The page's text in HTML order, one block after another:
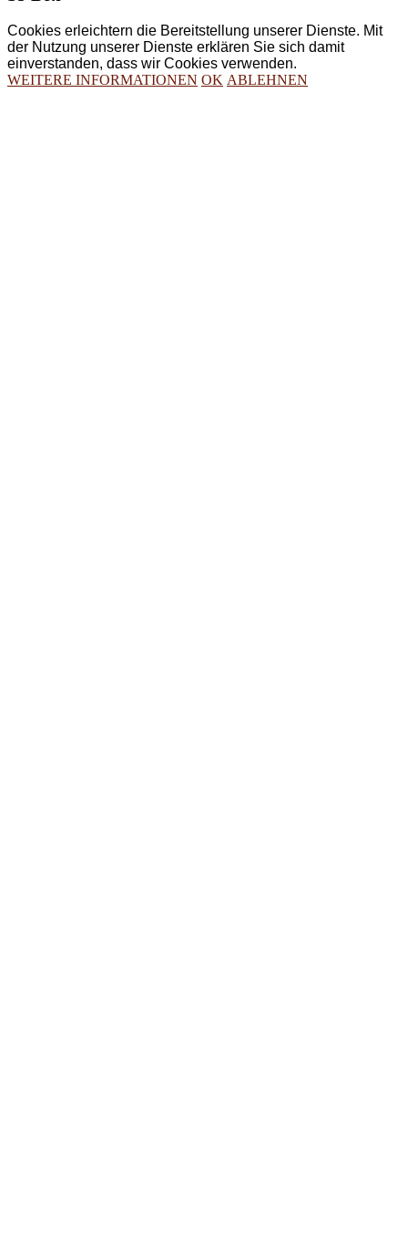
Cookies erleichtern die Bereitstellung unserer Dienste. Mit
der Nutzung unserer Dienste erklären Sie sich damit
einverstanden, dass wir Cookies verwenden.
WEITERE INFORMATIONEN OK ABLEHNEN